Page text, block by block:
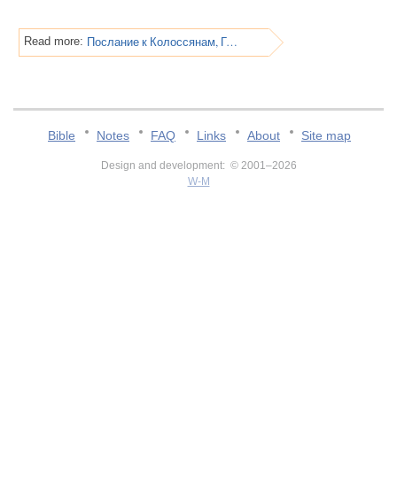
Read more: Послание к Колоссянам, Глава 3
Bible Notes FAQ Links About Site map
Design and development: © 2001–2026
W-M